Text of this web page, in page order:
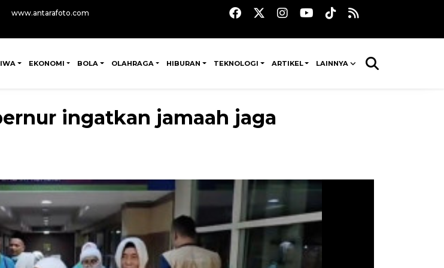
www.antarafoto.com
EKONOMI BOLA OLAHRAGA HIBURAN TEKNOLOGI ARTIKEL LAINNYA
ingatkan jamaah jaga